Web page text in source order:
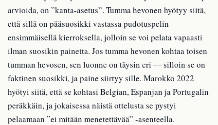
arvioida, on ”kanta-asetus”. Tumma hevonen hyötyy siitä,
että sillä on pääsuosikki vastassa pudotuspelin
ensimmäisellä kierroksella, jolloin se voi pelata vapaasti
ilman suosikin painetta. Jos tumma hevonen kohtaa toisen
tumman hevosen, sen luonne on täysin eri — silloin se on
faktinen suosikki, ja paine siirtyy sille. Marokko 2022
hyötyi siitä, että se kohtasi Belgian, Espanjan ja Portugalin
peräkkäin, ja jokaisessa näistä ottelusta se pystyi
pelaamaan ”ei mitään menetettävää” -asenteella.